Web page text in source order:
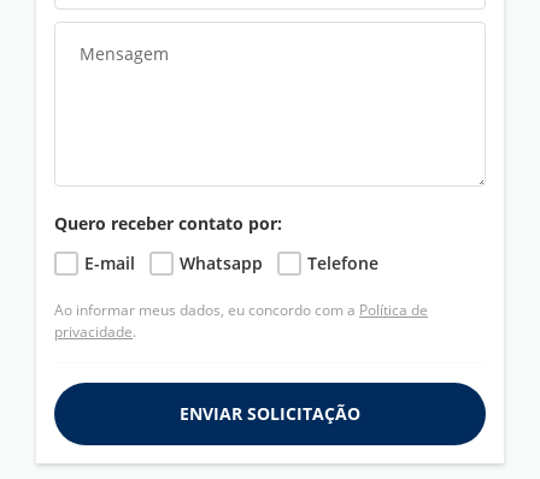
Quero receber contato por:
E-mail
Whatsapp Telefone
Ao informar meus dados, eu concordo com a Política de
privacidade.
ENVIAR SOLICITAÇÃO